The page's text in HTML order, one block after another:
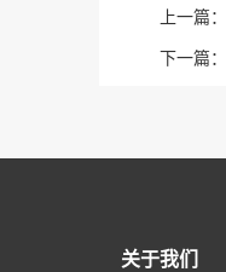
上一篇：
下一篇：
关于我们